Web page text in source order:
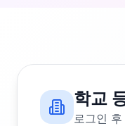
학교
로그인